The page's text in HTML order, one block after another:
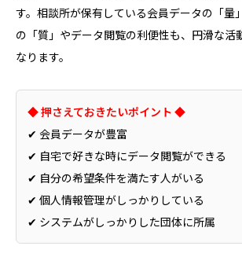
す。相談所が保有している会員データの「量
の「質」やデータ閲覧の利便性も、円滑な活
なります。
◆ 押さえておきたいポイント ◆
✔ 会員データが豊富
✔ 自宅で好きな時にデータ閲覧ができる
✔ 自分の希望条件を満たす人がいる
✔ 個人情報管理がしっかりしている
✔ システムがしっかりした団体に所属